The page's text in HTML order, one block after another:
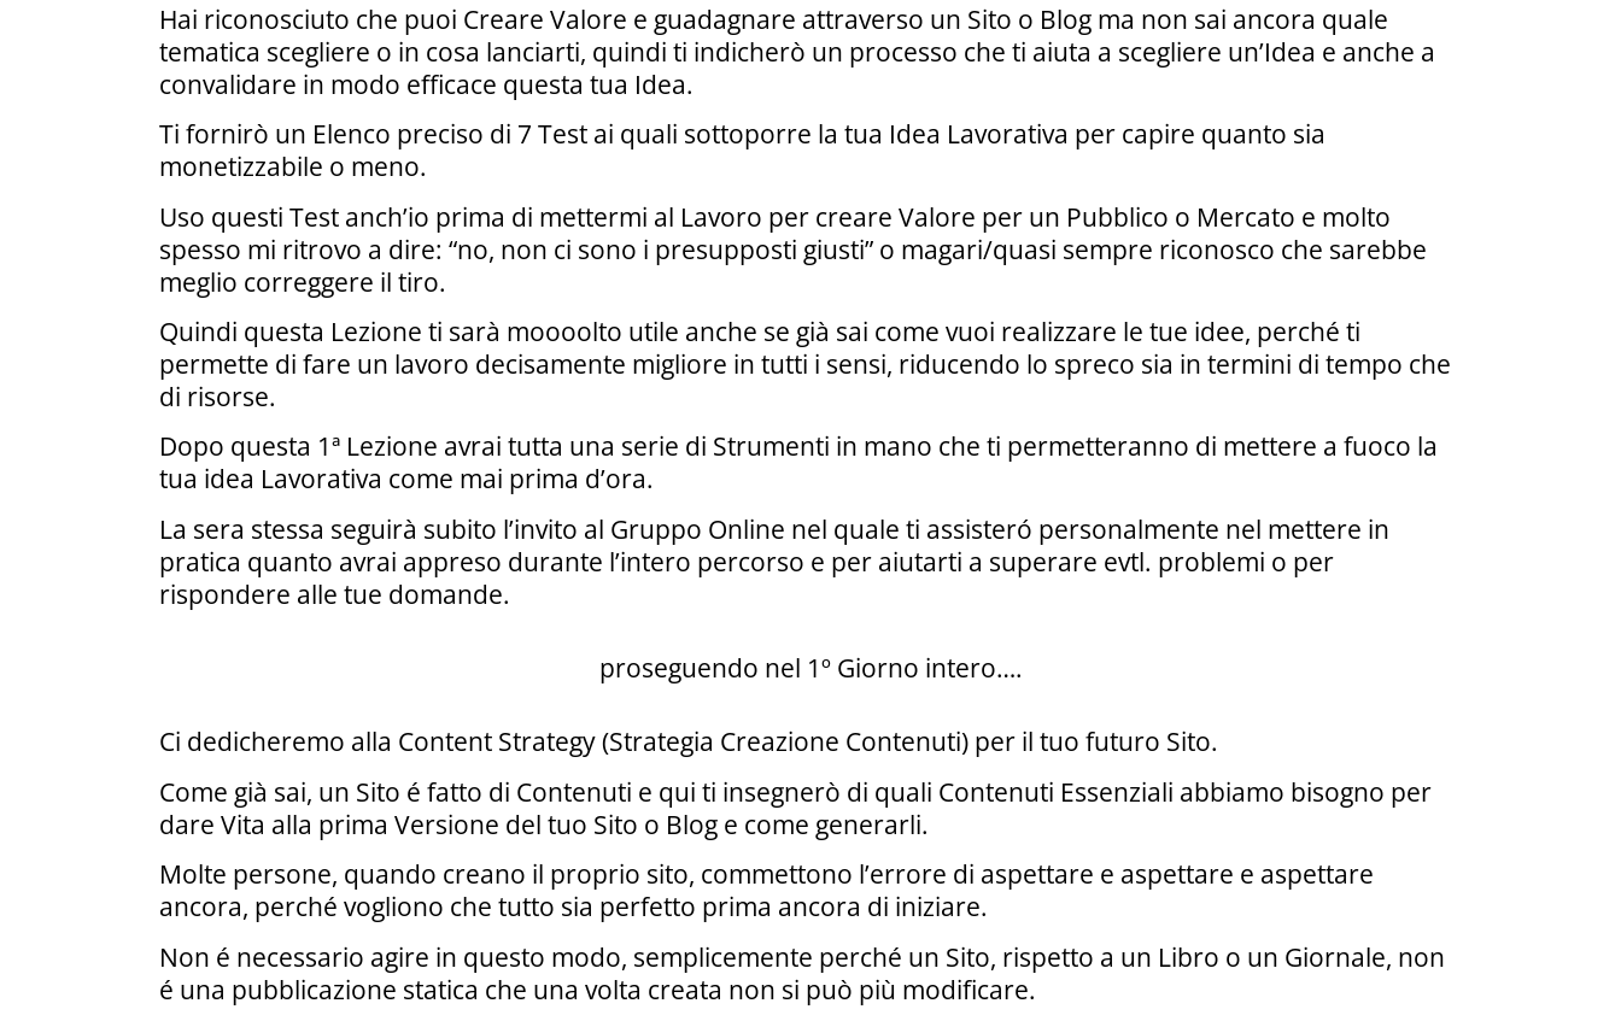
Hai riconosciuto che puoi Creare Valore e guadagnare attraverso un Sito o Blog ma non sai ancora quale
tematica scegliere o in cosa lanciarti, quindi ti indicherò un processo che ti aiuta a scegliere un’Idea e anche a
convalidare in modo efficace questa tua Idea.
Ti fornirò un Elenco preciso di 7 Test ai quali sottoporre la tua Idea Lavorativa per capire quanto sia
monetizzabile o meno.
Uso questi Test anch’io prima di mettermi al Lavoro per creare Valore per un Pubblico o Mercato e molto
spesso mi ritrovo a dire: “no, non ci sono i presupposti giusti” o magari/quasi sempre riconosco che sarebbe
meglio correggere il tiro.
Quindi questa Lezione ti sarà moooolto utile anche se già sai come vuoi realizzare le tue idee, perché ti
permette di fare un lavoro decisamente migliore in tutti i sensi, riducendo lo spreco sia in termini di tempo che
di risorse.
Dopo questa 1ª Lezione avrai tutta una serie di Strumenti in mano che ti permetteranno di mettere a fuoco la
tua idea Lavorativa come mai prima d’ora.
La sera stessa seguirà subito l’invito al Gruppo Online nel quale ti assisteró personalmente nel mettere in
pratica quanto avrai appreso durante l’intero percorso e per aiutarti a superare evtl. problemi o per
rispondere alle tue domande.
proseguendo nel ​1º Giorno intero….
Ci dedicheremo alla Content Strategy (Strategia Creazione Contenuti) per il tuo futuro Sito.
Come già sai, un Sito é fatto di Contenuti e qui ti insegnerò di quali Contenuti Essenziali abbiamo bisogno per
dare Vita alla prima Versione del tuo Sito o Blog e come generarli.
Molte persone, quando creano il proprio sito, commettono l’errore di aspettare e aspettare e aspettare
ancora, perché vogliono che tutto sia perfetto prima ancora di iniziare.
Non é necessario agire in questo modo, semplicemente perché un Sito, rispetto a un Libro o un Giornale, non
é una pubblicazione statica che una volta creata non si può più modificare.